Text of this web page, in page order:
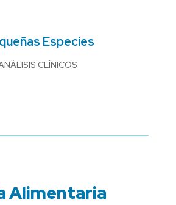
Especies
CLÍNICOS
Alimentaria